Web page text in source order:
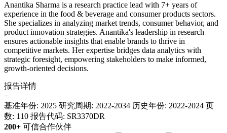
Anantika Sharma is a research practice lead with 7+ years of
experience in the food & beverage and consumer products sectors.
She specializes in analyzing market trends, consumer behavior, and
product innovation strategies. Anantika's leadership in research
ensures actionable insights that enable brands to thrive in
competitive markets. Her expertise bridges data analytics with
strategic foresight, empowering stakeholders to make informed,
growth-oriented decisions.
报告详情
−
基准年份: 2025 研究周期: 2022-2034 历史年份: 2022-2024 页
数: 110 报告代码: SR3370DR
200+ 可信合作伙伴